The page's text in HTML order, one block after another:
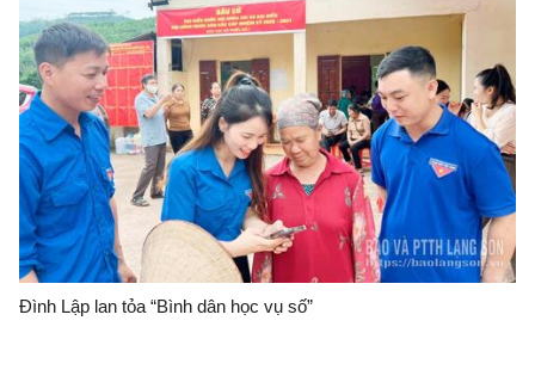
Đình Lập lan tỏa “Bình dân học vụ số”